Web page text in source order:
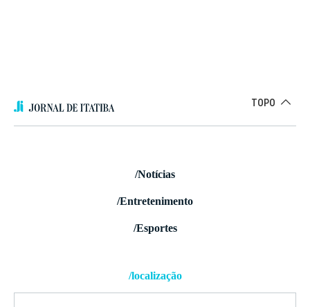
TOPO
/Notícias
/Entretenimento
/Esportes
/localização